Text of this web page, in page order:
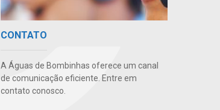
CONTATO
A Águas de Bombinhas oferece um canal
de comunicação eficiente. Entre em
contato conosco.